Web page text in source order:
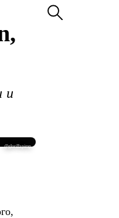
и
@glorillapimp